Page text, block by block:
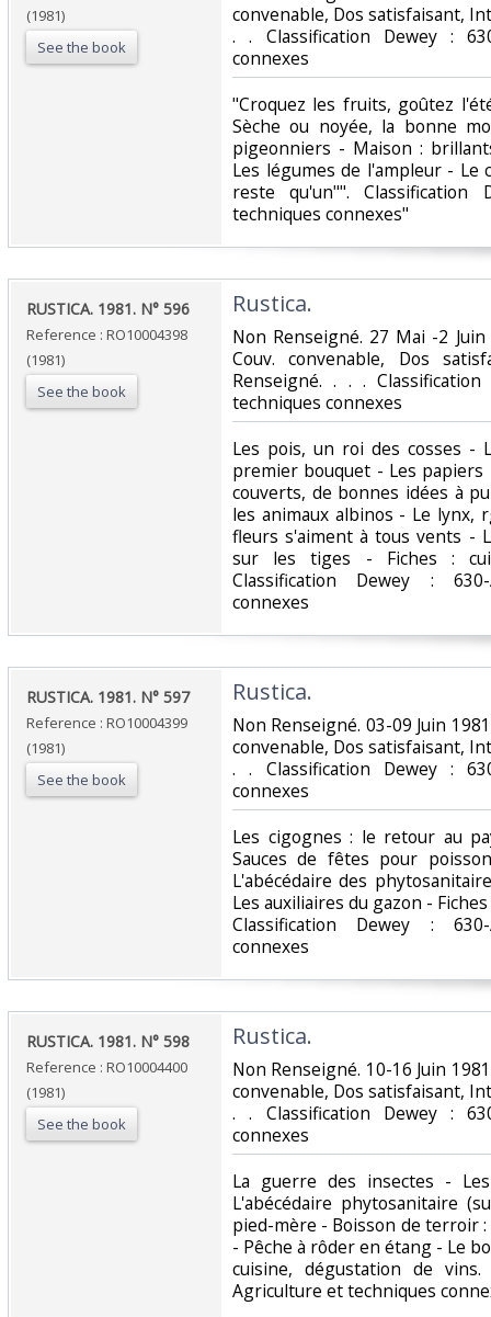
(1981)
See the book
convenable, Dos satisfaisant,
. . Classification Dewey :
connexes‎
‎"Croquez les fruits, goûtez
Sèche ou noyée, la bonne
pigeonniers - Maison :
Les légumes de l'ampleur -
reste qu'un"". Classification
techniques connexes"‎
‎RUSTICA. 1981. N° 596‎
Reference : RO10004398
(1981)
See the book
‎Rustica.‎
‎Non Renseigné. 27 Mai -2
Couv. convenable, Dos
Renseigné. . . .
techniques connexes‎
‎Les pois, un roi des cosses -
premier bouquet - Les
couverts, de bonnes idées à
les animaux albinos - Le lynx,
fleurs s'aiment à tous vents -
sur les tiges - Fiches :
Classification Dewey :
connexes‎
‎RUSTICA. 1981. N° 597‎
Reference : RO10004399
(1981)
See the book
‎Rustica.‎
‎Non Renseigné. 03-09 Juin
convenable, Dos satisfaisant,
. . Classification Dewey :
connexes‎
‎Les cigognes : le retour au
Sauces de fêtes pour
L'abécédaire des
Les auxiliaires du gazon -
Classification Dewey :
connexes‎
‎RUSTICA. 1981. N° 598‎
Reference : RO10004400
(1981)
See the book
‎Rustica.‎
‎Non Renseigné. 10-16 Juin
convenable, Dos satisfaisant,
. . Classification Dewey :
connexes‎
‎La guerre des insectes -
L'abécédaire phytosanitaire
pied-mère - Boisson de terroir
- Pêche à rôder en étang - Le
cuisine, dégustation de
Agriculture et techniques